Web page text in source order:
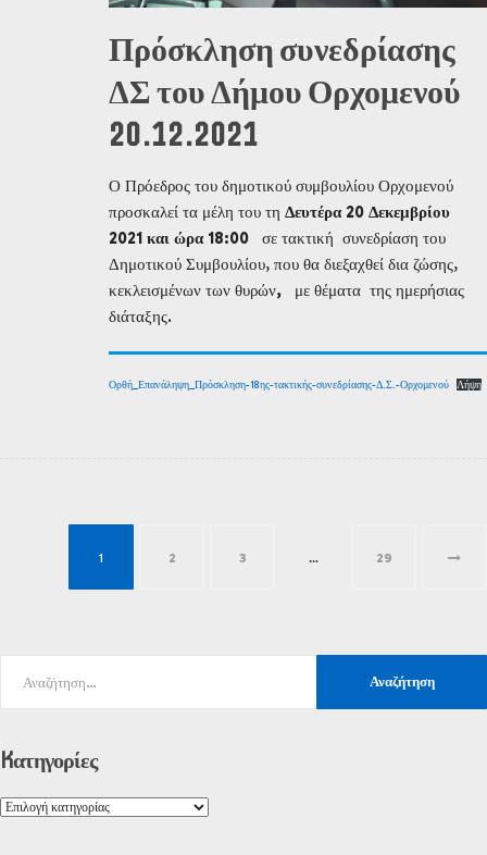
Πρόσκληση συνεδρίασης
ΔΣ του Δήμου Ορχομενού
20.12.2021
Ο Πρόεδρος του δημοτικού συμβουλίου Ορχομενού
προσκαλεί τα μέλη του τη Δευτέρα 20 Δεκεμβρίου
2021 και ώρα 18:00 σε τακτική συνεδρίαση του
Δημοτικού Συμβουλίου, που θα διεξαχθεί δια ζώσης,
κεκλεισμένων των θυρών,
με θέματα της ημερήσιας
διάταξης.
Ορθή_Επανάληψη_Πρόσκληση-18ης-τακτικής-συνεδρίασης-Δ.Σ.-Ορχομενού Λήψη
1 2 3 … 29
Kατηγορίες